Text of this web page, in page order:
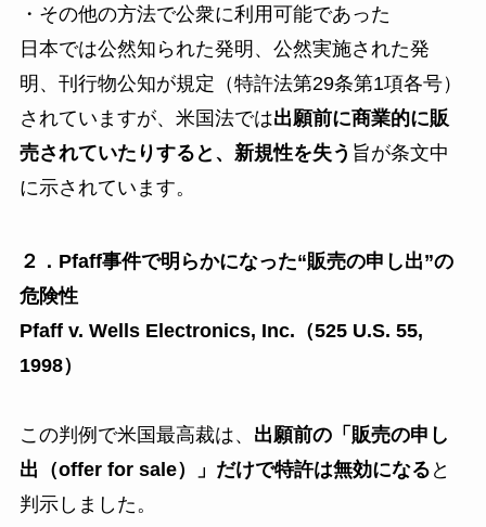
・その他の方法で公衆に利用可能であった
日本では公然知られた発明、公然実施された発
明、刊行物公知が規定（特許法第29条第1項各号）
されていますが、米国法では出願前に商業的に販
売されていたりすると、新規性を失う 旨が条文中
に示されています。
２．Pfaff事件で明らかになった“販売の申し出”の
危険性
Pfaff v. Wells Electronics, Inc.（525 U.S. 55,
1998）
この判例で米国最高裁は、 出願前の「販売の申し
出（offer for sale）」だけで特許は無効になる と
判示しました。